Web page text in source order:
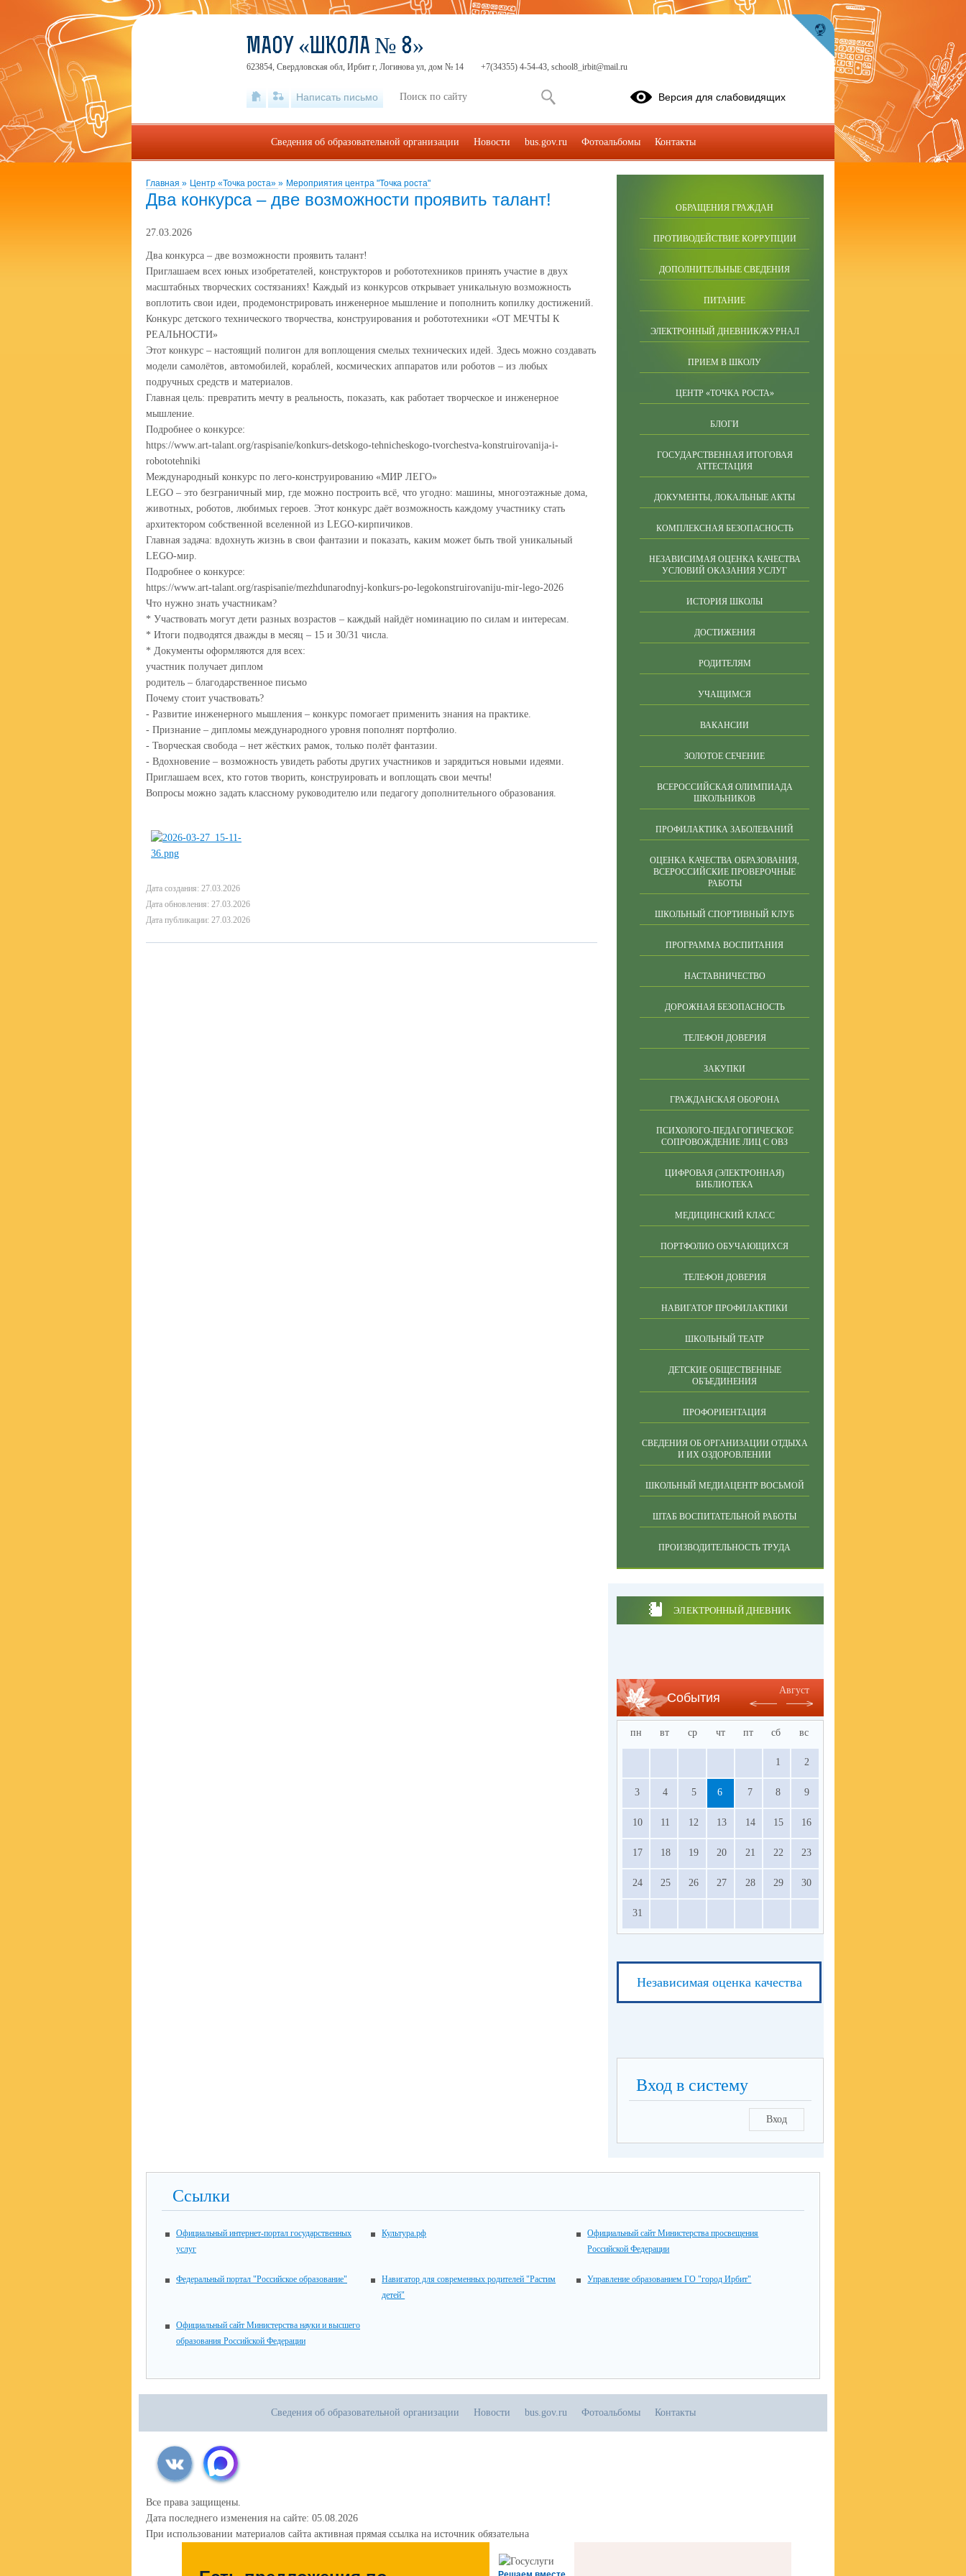
Главная » Центр «Точка роста» » Мероприятия центра "Точка роста"
Два конкурса – две возможности проявить талант!
27.03.2026
Два конкурса – две возможности проявить талант!
Приглашаем всех юных изобретателей, конструкторов и робототехников принять участие в двух
масштабных творческих состязаниях! Каждый из конкурсов открывает уникальную возможность
воплотить свои идеи, продемонстрировать инженерное мышление и пополнить копилку достижений.
Конкурс детского технического творчества, конструирования и робототехники «ОТ МЕЧТЫ К
РЕАЛЬНОСТИ»
Этот конкурс – настоящий полигон для воплощения смелых технических идей. Здесь можно создавать
модели самолётов, автомобилей, кораблей, космических аппаратов или роботов – из любых
подручных средств и материалов.
Главная цель: превратить мечту в реальность, показать, как работает творческое и инженерное
мышление.
Подробнее о конкурсе:
https://www.art-talant.org/raspisanie/konkurs-detskogo-tehnicheskogo-tvorchestva-konstruirovanija-i-
robototehniki
Международный конкурс по лего-конструированию «МИР ЛЕГО»
LEGO – это безграничный мир, где можно построить всё, что угодно: машины, многоэтажные дома,
животных, роботов, любимых героев. Этот конкурс даёт возможность каждому участнику стать
архитектором собственной вселенной из LEGO-кирпичиков.
Главная задача: вдохнуть жизнь в свои фантазии и показать, каким может быть твой уникальный
LEGO-мир.
Подробнее о конкурсе:
https://www.art-talant.org/raspisanie/mezhdunarodnyj-konkurs-po-legokonstruirovaniju-mir-lego-2026
Что нужно знать участникам?
* Участвовать могут дети разных возрастов – каждый найдёт номинацию по силам и интересам.
* Итоги подводятся дважды в месяц – 15 и 30/31 числа.
* Документы оформляются для всех:
участник получает диплом
родитель – благодарственное письмо
Почему стоит участвовать?
- Развитие инженерного мышления – конкурс помогает применить знания на практике.
- Признание – дипломы международного уровня пополнят портфолио.
- Творческая свобода – нет жёстких рамок, только полёт фантазии.
- Вдохновение – возможность увидеть работы других участников и зарядиться новыми идеями.
Приглашаем всех, кто готов творить, конструировать и воплощать свои мечты!
Вопросы можно задать классному руководителю или педагогу дополнительного образования.
Дата создания: 27.03.2026
Дата обновления: 27.03.2026
Дата публикации: 27.03.2026
ОБРАЩЕНИЯ ГРАЖДАН
ПРОТИВОДЕЙСТВИЕ КОРРУПЦИИ
ДОПОЛНИТЕЛЬНЫЕ СВЕДЕНИЯ
ПИТАНИЕ
ЭЛЕКТРОННЫЙ ДНЕВНИК/ЖУРНАЛ
ПРИЕМ В ШКОЛУ
ЦЕНТР «ТОЧКА РОСТА»
БЛОГИ
ГОСУДАРСТВЕННАЯ ИТОГОВАЯ
АТТЕСТАЦИЯ
ДОКУМЕНТЫ, ЛОКАЛЬНЫЕ АКТЫ
КОМПЛЕКСНАЯ БЕЗОПАСНОСТЬ
НЕЗАВИСИМАЯ ОЦЕНКА КАЧЕСТВА
УСЛОВИЙ ОКАЗАНИЯ УСЛУГ
ИСТОРИЯ ШКОЛЫ
ДОСТИЖЕНИЯ
РОДИТЕЛЯМ
УЧАЩИМСЯ
ВАКАНСИИ
ЗОЛОТОЕ СЕЧЕНИЕ
ВСЕРОССИЙСКАЯ ОЛИМПИАДА
ШКОЛЬНИКОВ
ПРОФИЛАКТИКА ЗАБОЛЕВАНИЙ
ОЦЕНКА КАЧЕСТВА ОБРАЗОВАНИЯ,
ВСЕРОССИЙСКИЕ ПРОВЕРОЧНЫЕ
РАБОТЫ
ШКОЛЬНЫЙ СПОРТИВНЫЙ КЛУБ
ПРОГРАММА ВОСПИТАНИЯ
НАСТАВНИЧЕСТВО
ДОРОЖНАЯ БЕЗОПАСНОСТЬ
ТЕЛЕФОН ДОВЕРИЯ
ЗАКУПКИ
ГРАЖДАНСКАЯ ОБОРОНА
ПСИХОЛОГО-ПЕДАГОГИЧЕСКОЕ
СОПРОВОЖДЕНИЕ ЛИЦ С ОВЗ
ЦИФРОВАЯ (ЭЛЕКТРОННАЯ)
БИБЛИОТЕКА
МЕДИЦИНСКИЙ КЛАСС
ПОРТФОЛИО ОБУЧАЮЩИХСЯ
ТЕЛЕФОН ДОВЕРИЯ
НАВИГАТОР ПРОФИЛАКТИКИ
ШКОЛЬНЫЙ ТЕАТР
ДЕТСКИЕ ОБЩЕСТВЕННЫЕ
ОБЪЕДИНЕНИЯ
ПРОФОРИЕНТАЦИЯ
СВЕДЕНИЯ ОБ ОРГАНИЗАЦИИ ОТДЫХА
И ИХ ОЗДОРОВЛЕНИИ
ШКОЛЬНЫЙ МЕДИАЦЕНТР ВОСЬМОЙ
ШТАБ ВОСПИТАТЕЛЬНОЙ РАБОТЫ
ПРОИЗВОДИТЕЛЬНОСТЬ ТРУДА
ЭЛЕКТРОННЫЙ ДНЕВНИК
События
Август
пн вт ср чт пт сб вс
1 2
3 4 5 6 7 8 9
10 11 12 13 14 15 16
17 18 19 20 21 22 23
24 25 26 27 28 29 30
31
Независимая оценка качества
Вход в систему
Вход
Ссылки
Официальный интернет-портал государственных
услуг
Культура.рф
Официальный сайт Министерства просвещения
Российской Федерации
Федеральный портал "Российское образование"
Навигатор для современных родителей "Растим
детей"
Управление образованием ГО "город Ирбит"
Официальный сайт Министерства науки и высшего
образования Российской Федерации
МАОУ «ШКОЛА № 8»
623854, Свердловская обл, Ирбит г, Логинова ул, дом № 14 +7(34355) 4-54-43, school8_irbit@mail.ru
Написать письмо Версия для слабовидящих
Сведения об образовательной организации Новости bus.gov.ru Фотоальбомы Контакты
Сведения об образовательной организации Новости bus.gov.ru Фотоальбомы Контакты
Все права защищены.
Дата последнего изменения на сайте: 05.08.2026
При использовании материалов сайта активная прямая ссылка на источник обязательна